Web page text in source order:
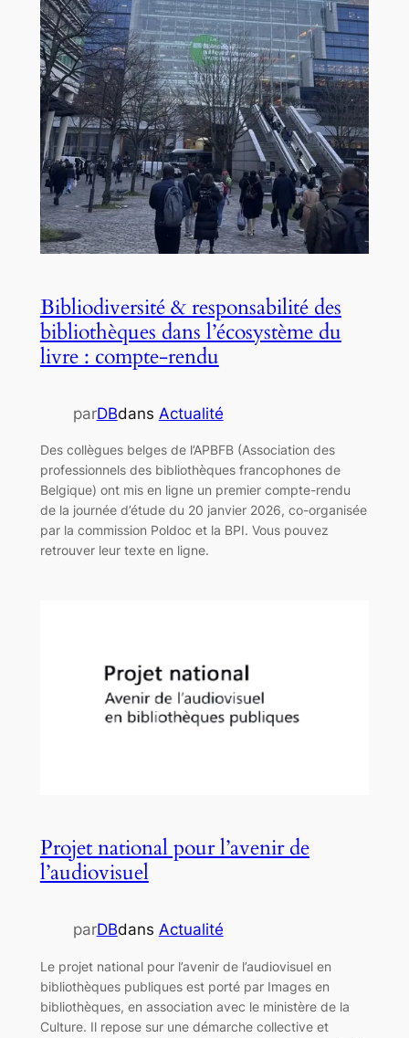
Bibliodiversité & responsabilité des
bibliothèques dans l’écosystème du
livre : compte-rendu
parDBdans Actualité
Des collègues belges de l’APBFB (Association des
professionnels des bibliothèques francophones de
Belgique) ont mis en ligne un premier compte-rendu
de la journée d’étude du 20 janvier 2026, co-organisée
par la commission Poldoc et la BPI. Vous pouvez
retrouver leur texte en ligne.
Projet national pour l’avenir de
l’audiovisuel
parDBdans Actualité
Le projet national pour l’avenir de l’audiovisuel en
bibliothèques publiques est porté par Images en
bibliothèques, en association avec le ministère de la
Culture. Il repose sur une démarche collective et